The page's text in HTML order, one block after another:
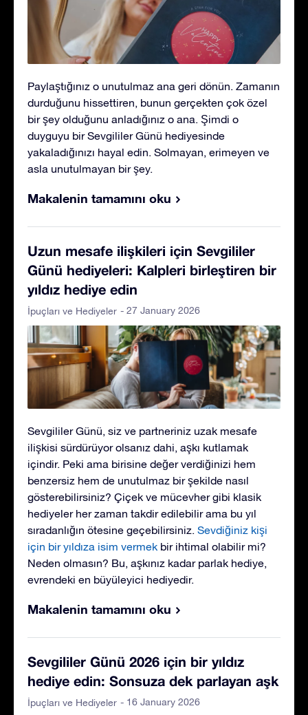
Paylaştığınız o unutulmaz ana geri dönün. Zamanın
durduğunu hissettiren, bunun gerçekten çok özel
bir şey olduğunu anladığınız o ana. Şimdi o
duyguyu bir Sevgililer Günü hediyesinde
yakaladığınızı hayal edin. Solmayan, erimeyen ve
asla unutulmayan bir şey.
Makalenin tamamını oku
Uzun mesafe ilişkileri için Sevgililer
Günü hediyeleri: Kalpleri birleştiren bir
yıldız hediye edin
İpuçları ve Hediyeler - 27 January 2026
Sevgililer Günü, siz ve partneriniz uzak mesafe
ilişkisi sürdürüyor olsanız dahi, aşkı kutlamak
içindir. Peki ama birisine değer verdiğinizi hem
benzersiz hem de unutulmaz bir şekilde nasıl
gösterebilirsiniz? Çiçek ve mücevher gibi klasik
hediyeler her zaman takdir edilebilir ama bu yıl
sıradanlığın ötesine geçebilirsiniz. Sevdiğiniz kişi
için bir yıldıza isim vermek bir ihtimal olabilir mi?
Neden olmasın? Bu, aşkınız kadar parlak hediye,
evrendeki en büyüleyici hediyedir.
Makalenin tamamını oku
Sevgililer Günü 2026 için bir yıldız
hediye edin: Sonsuza dek parlayan aşk
İpuçları ve Hediyeler - 16 January 2026